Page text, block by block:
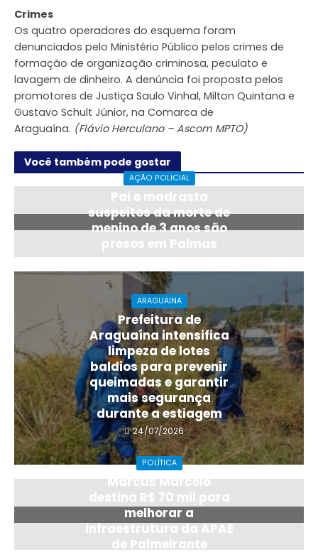
Crimes
Os quatro operadores do esquema foram
denunciados pelo Ministério Público pelos crimes de
formação de organização criminosa, peculato e
lavagem de dinheiro. A denúncia foi proposta pelos
promotores de Justiça Saulo Vinhal, Milton Quintana e
Gustavo Schult Júnior, na Comarca de
Araguaína. (Flávio Herculano – Ascom MPTO)
Você também pode gostar
AÇÃO POLICIAL
Pai e madrasta
suspeitos da morte de
menino de 3 anos são
presos em Palmas
ARAGUAINA
Prefeitura de
Araguaína intensifica
limpeza de lotes
baldios para prevenir
queimadas e garantir
mais segurança
durante a estiagem
24/07/2026
POLÍTICA
Marcus Marcelo
destina R$ 70 mil para
melhorar a
infraestrutura da APAE
de Palmeirante